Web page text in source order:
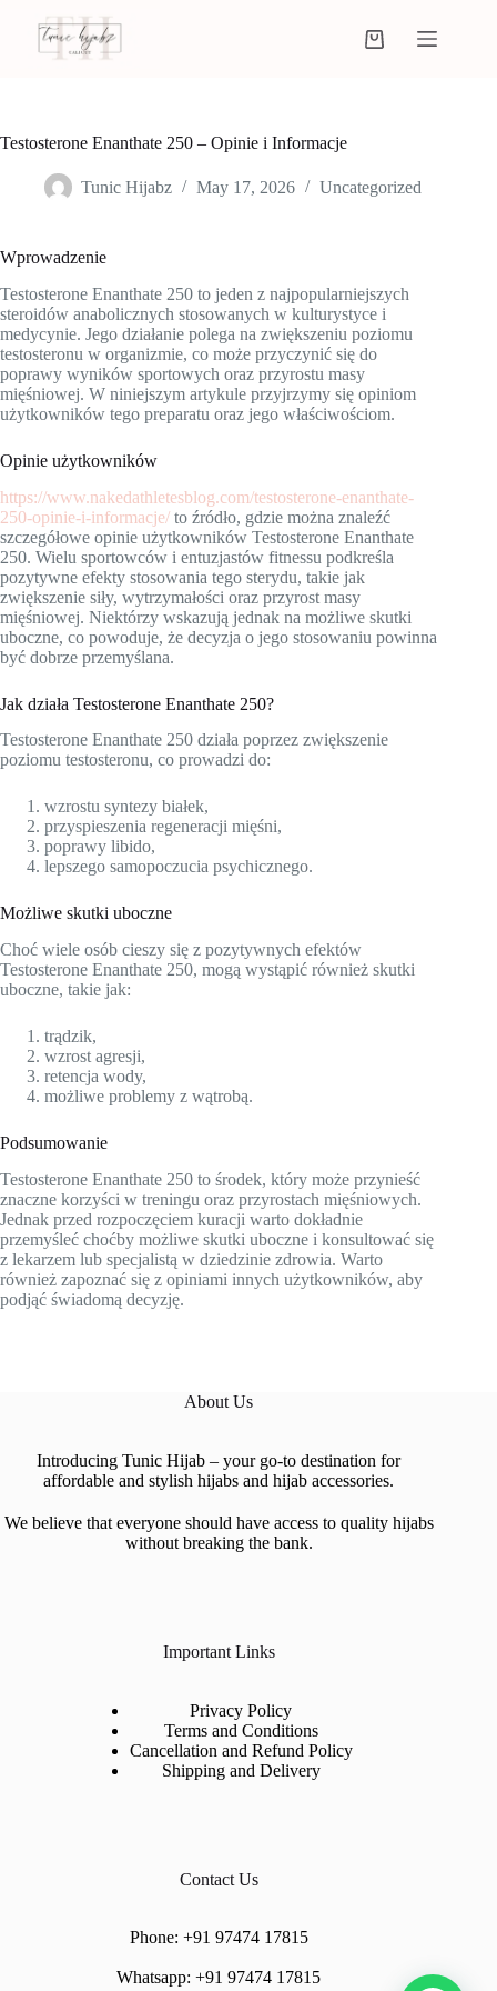
Testosterone Enanthate 250 – Opinie i Informacje
Tunic Hijabz May 17, 2026 Uncategorized
Wprowadzenie
Testosterone Enanthate 250 to jeden z najpopularniejszych
steroidów anabolicznych stosowanych w kulturystyce i
medycynie. Jego działanie polega na zwiększeniu poziomu
testosteronu w organizmie, co może przyczynić się do
poprawy wyników sportowych oraz przyrostu masy
mięśniowej. W niniejszym artykule przyjrzymy się opiniom
użytkowników tego preparatu oraz jego właściwościom.
Opinie użytkowników
https://www.nakedathletesblog.com/testosterone-enanthate-
250-opinie-i-informacje/ to źródło, gdzie można znaleźć
szczegółowe opinie użytkowników Testosterone Enanthate
250. Wielu sportowców i entuzjastów fitnessu podkreśla
pozytywne efekty stosowania tego sterydu, takie jak
zwiększenie siły, wytrzymałości oraz przyrost masy
mięśniowej. Niektórzy wskazują jednak na możliwe skutki
uboczne, co powoduje, że decyzja o jego stosowaniu powinna
być dobrze przemyślana.
Jak działa Testosterone Enanthate 250?
Testosterone Enanthate 250 działa poprzez zwiększenie
poziomu testosteronu, co prowadzi do:
wzrostu syntezy białek,
przyspieszenia regeneracji mięśni,
poprawy libido,
lepszego samopoczucia psychicznego.
Możliwe skutki uboczne
Choć wiele osób cieszy się z pozytywnych efektów
Testosterone Enanthate 250, mogą wystąpić również skutki
uboczne, takie jak:
trądzik,
wzrost agresji,
retencja wody,
możliwe problemy z wątrobą.
Podsumowanie
Testosterone Enanthate 250 to środek, który może przynieść
znaczne korzyści w treningu oraz przyrostach mięśniowych.
Jednak przed rozpoczęciem kuracji warto dokładnie
przemyśleć choćby możliwe skutki uboczne i konsultować się
z lekarzem lub specjalistą w dziedzinie zdrowia. Warto
również zapoznać się z opiniami innych użytkowników, aby
podjąć świadomą decyzję.
About Us
Introducing Tunic Hijab – your go-to destination for
affordable and stylish hijabs and hijab accessories.
We believe that everyone should have access to quality hijabs
without breaking the bank.
Important Links
Privacy Policy
Terms and Conditions
Cancellation and Refund Policy
Shipping and Delivery
Contact Us
Phone: +91 97474 17815
Whatsapp:+91 97474 17815